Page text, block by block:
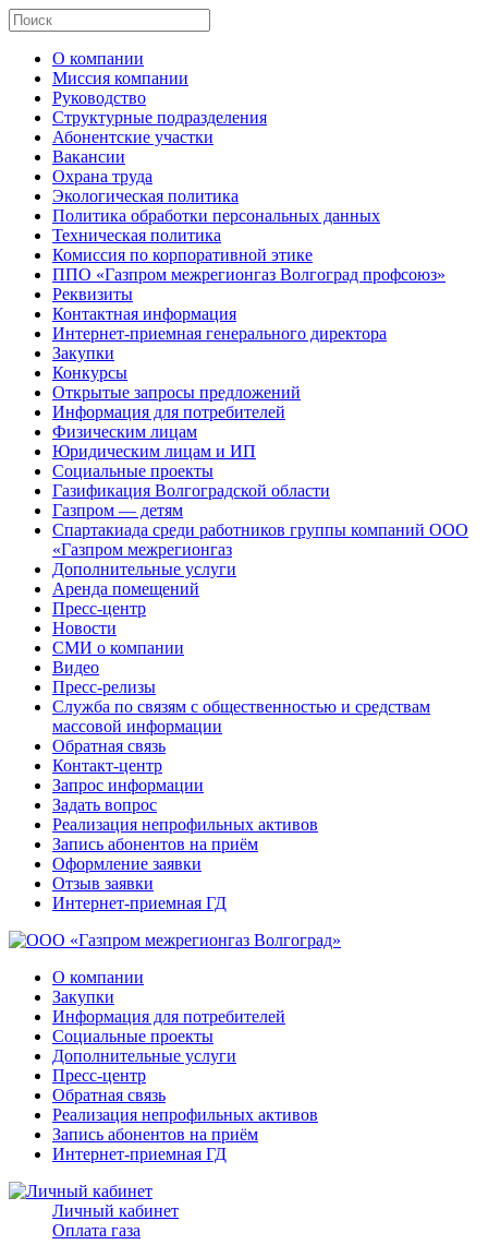
О компании
Миссия компании
Руководство
Структурные подразделения
Абонентские участки
Вакансии
Охрана труда
Экологическая политика
Политика обработки персональных данных
Техническая политика
Комиссия по корпоративной этике
ППО «Газпром межрегионгаз Волгоград профсоюз»
Реквизиты
Контактная информация
Интернет-приемная генерального директора
Закупки
Конкурсы
Открытые запросы предложений
Информация для потребителей
Физическим лицам
Юридическим лицам и ИП
Социальные проекты
Газификация Волгоградской области
Газпром — детям
Спартакиада среди работников группы компаний ООО
«Газпром межрегионгаз
Дополнительные услуги
Аренда помещений
Пресс-центр
Новости
СМИ о компании
Видео
Пресс-релизы
Служба по связям с общественностью и средствам
массовой информации
Обратная связь
Контакт-центр
Запрос информации
Задать вопрос
Реализация непрофильных активов
Запись абонентов на приём
Оформление заявки
Отзыв заявки
Интернет-приемная ГД
О компании
Закупки
Информация для потребителей
Социальные проекты
Дополнительные услуги
Пресс-центр
Обратная связь
Реализация непрофильных активов
Запись абонентов на приём
Интернет-приемная ГД
Личный кабинет
Оплата газа